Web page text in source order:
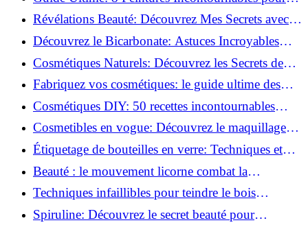
Bois Extérieurs!
Révélations Beauté: Découvrez Mes Secrets avec le
Thé Vert Matcha!
Découvrez le Bicarbonate: Astuces Incroyables
pour Votre Quotidien!
Cosmétiques Naturels: Découvrez les Secrets de
Beauté Éco-responsables!
Fabriquez vos cosmétiques: le guide ultime des
produits de beauté maison!
Cosmétiques DIY: 50 recettes incontournables
pour sublimer votre beauté naturelle!
Cosmetibles en vogue: Découvrez le maquillage
100% comestible!
Étiquetage de bouteilles en verre: Techniques et
astuces incontournables!
Beauté : le mouvement licorne combat la
surconsommation !
Techniques infaillibles pour teindre le bois
naturellement: Découvrez comment!
Spiruline: Découvrez le secret beauté pour